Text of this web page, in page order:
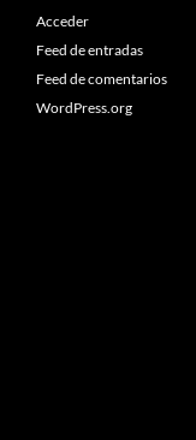
Acceder
Feed de entradas
Feed de comentarios
WordPress.org